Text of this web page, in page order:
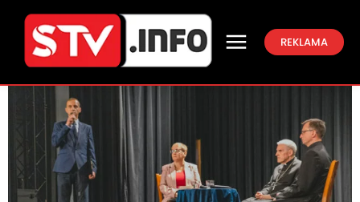
REKLAMA